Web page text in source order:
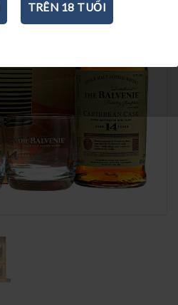
TRÊN 18 TUỔI